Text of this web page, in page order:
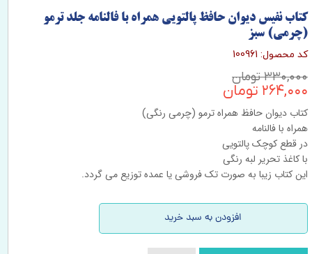
کتاب نفیس دیوان حافظ پالتویی همراه با فالنامه جلد ترمو
(چرمی) سبز
کد محصول: 100961
۳۳۰,۰۰۰ تومان
۲۶۴,۰۰۰ تومان
کتاب دیوان حافظ همراه ترمو (چرمی رنگی)
همراه با فالنامه
در قطع کوچک پالتویی
با کاغذ تحریر لبه رنگی
این کتاب زیبا به صورت تک فروشی یا عمده توزیع می گردد.
افزودن به سبد خرید